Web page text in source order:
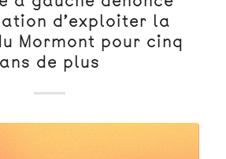
d’exploiter la
Mormont pour cinq
ans de plus